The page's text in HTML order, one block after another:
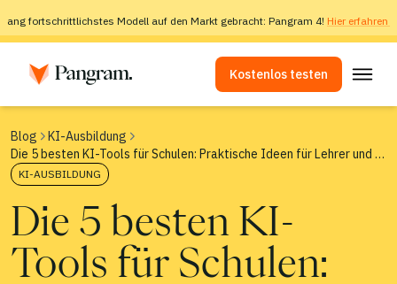
fortschrittlichstes Modell auf den Markt gebracht: Pangram 4! Hier erfahren
Kostenlos testen
KI-Detektor
Bilddetektor
Browser-Erweiterung
API
Blog
KI-Ausbildung
Die 5 besten KI-Tools für Schulen: Praktische Ideen für Lehrer und Schüler
KI-AUSBILDUNG
Die 5 besten KI-
Tools für Schulen: